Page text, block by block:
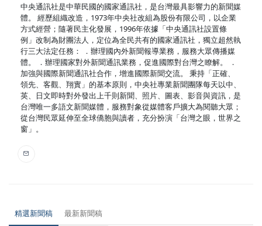
中央通訊社是中華民國的國家通訊社，是台灣最具影響力的新聞媒
體。 經歷組織改造，1973年中央社改組為股份有限公司，以企業
方式經營；隨著民主化發展，1996年依據「中央通訊社設置條
例」改制為財團法人，定位為全民共有的國家通訊社，獨立超然執
行三大法定任務： ．辦理國內外新聞報導業務，服務大眾傳播媒
體。 ．辦理國家對外新聞通訊業務，促進國際對台灣之瞭解。 ．
加強與國際新聞通訊社合作，增進國際新聞交流。 秉持「正確、
領先、客觀、翔實」的基本原則，中央社專業新聞團隊每天以中、
英、日文即時對外發出上千則新聞、照片、圖表、影音與資訊，是
台灣唯一多語文新聞媒體，服務對象從媒體客戶擴大為閱聽大眾；
從台灣民眾延伸至全球僑胞與讀者，充分扮演「台灣之眼，世界之
窗」。
精選新聞稿 最新新聞稿